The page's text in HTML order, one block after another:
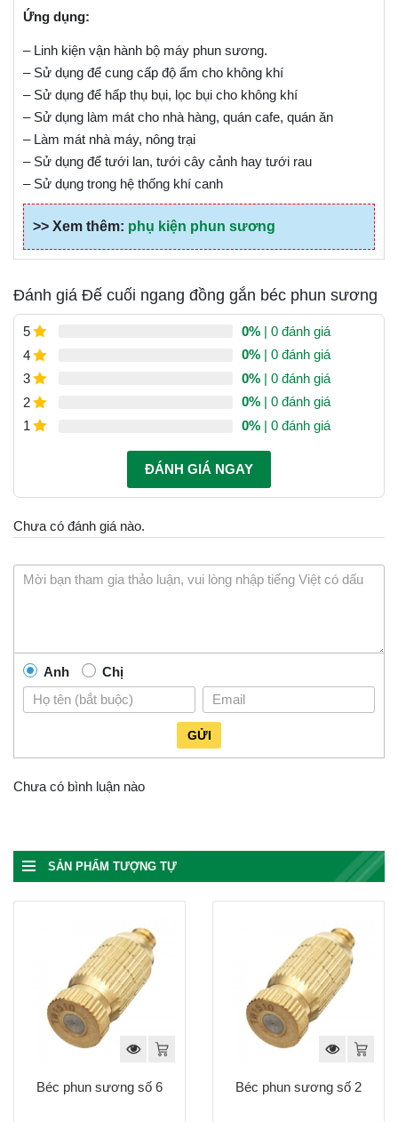
Ứng dụng:
– Linh kiện vận hành bộ máy phun sương.
– Sử dụng để cung cấp độ ẩm cho không khí
– Sử dụng để hấp thụ bụi, lọc bụi cho không khí
– Sử dụng làm mát cho nhà hàng, quán cafe, quán ăn
– Làm mát nhà máy, nông trại
– Sử dụng để tưới lan, tưới cây cảnh hay tưới rau
– Sử dụng trong hệ thống khí canh
>> Xem thêm: phụ kiện phun sương
Đánh giá Đế cuối ngang đồng gắn béc phun sương
5 0% | 0 đánh giá
4
0% | 0 đánh giá
3
0% | 0 đánh giá
2
0% | 0 đánh giá
1
0% | 0 đánh giá
ĐÁNH GIÁ NGAY
Chưa có đánh giá nào.
Anh Chị
GỬI
Chưa có bình luận nào
SẢN PHẨM TƯỢNG TỰ
Béc phun sương số 6 Béc phun sương số 2